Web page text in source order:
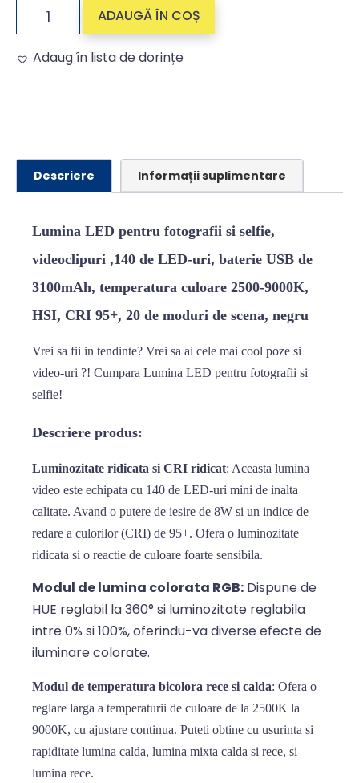
ADAUGĂ ÎN COȘ
Adaug în lista de dorințe
Descriere Informații suplimentare
Lumina LED pentru fotografii si selfie,
videoclipuri ,140 de LED-uri, baterie USB de
3100mAh, temperatura culoare 2500-9000K,
HSI, CRI 95+, 20 de moduri de scena, negru
Vrei sa fii in tendinte? Vrei sa ai cele mai cool poze si
video-uri ?! Cumpara Lumina LED pentru fotografii si
selfie!
Descriere produs:
Luminozitate ridicata si CRI ridicat: Aceasta lumina
video este echipata cu 140 de LED-uri mini de inalta
calitate. Avand o putere de iesire de 8W si un indice de
redare a culorilor (CRI) de 95+. Ofera o luminozitate
ridicata si o reactie de culoare foarte sensibila.
Modul de lumina colorata RGB: Dispune de
HUE reglabil la 360° si luminozitate reglabila
intre 0% si 100%, oferindu-va diverse efecte de
iluminare colorate.
Modul de temperatura bicolora rece si calda: Ofera o
reglare larga a temperaturii de culoare de la 2500K la
9000K, cu ajustare continua. Puteti obtine cu usurinta si
rapiditate lumina calda, lumina mixta calda si rece, si
lumina rece.